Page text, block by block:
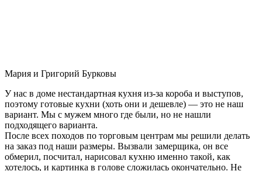
Мария и Григорий Бурковы
У нас в доме нестандартная кухня из-за короба и выступов,
поэтому готовые кухни (хоть они и дешевле) — это не наш
вариант. Мы с мужем много где были, но не нашли
подходящего варианта.
После всех походов по торговым центрам мы решили делать
на заказ под наши размеры. Вызвали замерщика, он все
обмерил, посчитал, нарисовал кухню именно такой, как
хотелось, и картинка в голове сложилась окончательно. Не